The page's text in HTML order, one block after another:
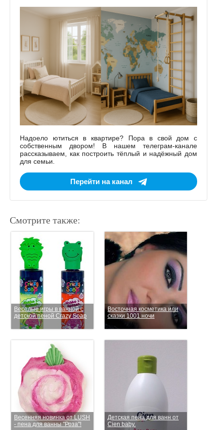
Надоело ютиться в квартире? Пора в свой дом с
собственным двором! В нашем телеграм-канале
рассказываем, как построить тёплый и надёжный дом
для семьи.
Перейти на канал
Смотрите также:
Веселые игры в ванной с
детской пеной Crazy Soap
Восточная косметика или
сказки 1001 ночи
Весенняя новинка от LUSH
- пена для ванны "Роза"!
Детская пена для ванн от
Cien baby.